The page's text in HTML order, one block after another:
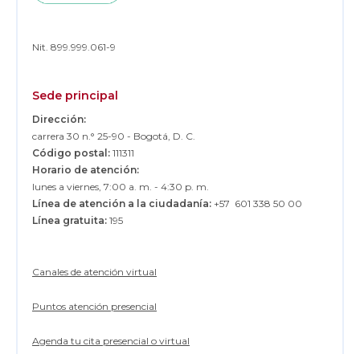
Nit. 899.999.061-9
Sede principal
Dirección:
carrera 30 n.° 25-90 - Bogotá, D. C.
Código postal: 111311
Horario de atención:
lunes a viernes, 7:00 a. m. - 4:30 p. m.
Línea de atención a la ciudadanía: +57 601 338 50 00
Línea gratuita: 195
Canales de atención virtual
Puntos atención presencial
Agenda tu cita presencial o virtual